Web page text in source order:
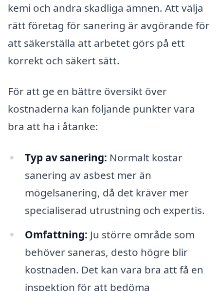
kemi och andra skadliga ämnen. Att välja
rätt företag för sanering är avgörande för
att säkerställa att arbetet görs på ett
korrekt och säkert sätt.
För att ge en bättre översikt över
kostnaderna kan följande punkter vara
bra att ha i åtanke:
Typ av sanering: Normalt kostar
sanering av asbest mer än
mögelsanering, då det kräver mer
specialiserad utrustning och expertis.
Omfattning: Ju större område som
behöver saneras, desto högre blir
kostnaden. Det kan vara bra att få en
inspektion för att bedöma